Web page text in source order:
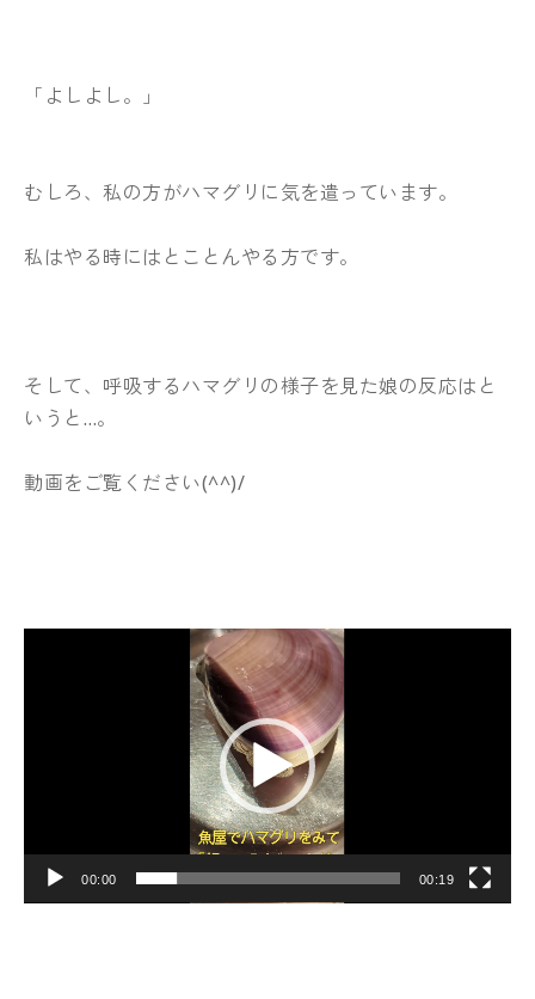
「よしよし。」
むしろ、私の方がハマグリに気を遣っています。
私はやる時にはとことんやる方です。
そして、呼吸するハマグリの様子を見た娘の反応はと
いうと…。
動画をご覧ください(^^)/
00:00 00:19